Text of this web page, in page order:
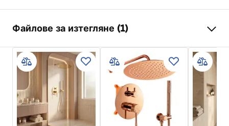
Цвят на смесителя
Хром
тип душ-кабина
Ъглова
цвят на стъклото
Прозрачен 6mm
начин на отваряне
Сгъваем
Монтаж
на душ коритото или пода
Височина
1900mm
Файлове за изтегляне (1)
shower manual
shower manual.pdf